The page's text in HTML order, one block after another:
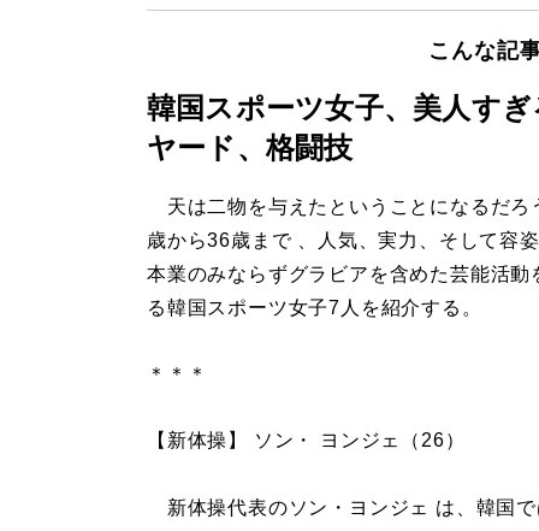
こんな記
韓国スポーツ女子、美人す
ヤード、格闘技
天は二物を与えたということになるだろ
歳から36歳まで 、人気、実力、そして容
本業のみならずグラビアを含めた芸能活動
る韓国スポーツ女子7人を紹介する。
＊＊＊
【新体操】 ソン・ ヨンジェ（26）
新体操代表のソン・ヨンジェ は、韓国